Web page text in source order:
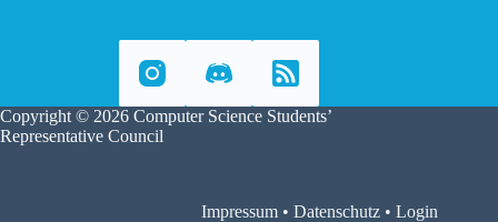
Copyright © 2026 Computer Science Students’
Representative Council
Impressum •Datenschutz •Login